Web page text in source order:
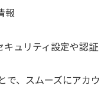
報
ュリティ設定や認証
で、スムーズにアカウ